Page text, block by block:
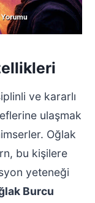
ve kararlı
ulaşmak
Oğlak
bu kişilere
yeteneği
Burcu